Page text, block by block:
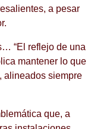
a pesar
“El reflejo de una
mantener lo que
alineados siempre
que, a